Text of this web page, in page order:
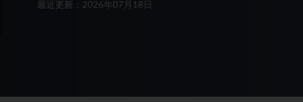
最近更新：2026年07月18日